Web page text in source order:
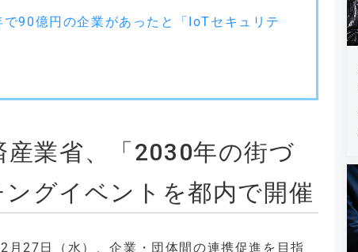
90億円の企業があったと「IoTセキュリテ
業省、「2030年の街づ
グイベントを都内で開催
27日（水）、企業・団体間の連携促進を目指